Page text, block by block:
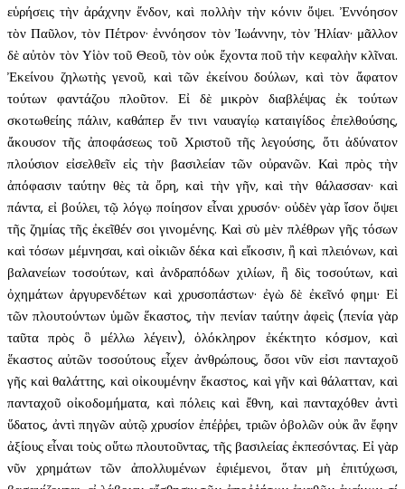
εὑρήσεις τὴν ἀράχνην ἔνδον, καὶ πολλὴν τὴν κόνιν ὄψει. Ἐννόησον
τὸν Παῦλον, τὸν Πέτρον· ἐννόησον τὸν Ἰωάννην, τὸν Ἠλίαν· μᾶλλον
δὲ αὐτὸν τὸν Υἱὸν τοῦ Θεοῦ, τὸν οὐκ ἔχοντα ποῦ τὴν κεφαλὴν κλῖναι.
Ἐκείνου ζηλωτὴς γενοῦ, καὶ τῶν ἐκείνου δούλων, καὶ τὸν ἄφατον
τούτων φαντάζου πλοῦτον. Εἰ δὲ μικρὸν διαβλέψας ἐκ τούτων
σκοτωθείης πάλιν, καθάπερ ἔν τινι ναυαγίῳ καταιγίδος ἐπελθούσης,
ἄκουσον τῆς ἀποφάσεως τοῦ Χριστοῦ τῆς λεγούσης, ὅτι ἀδύνατον
πλούσιον εἰσελθεῖν εἰς τὴν βασιλείαν τῶν οὐρανῶν. Καὶ πρὸς τὴν
ἀπόφασιν ταύτην θὲς τὰ ὄρη, καὶ τὴν γῆν, καὶ τὴν θάλασσαν· καὶ
πάντα, εἰ βούλει, τῷ λόγῳ ποίησον εἶναι χρυσόν· οὐδὲν γὰρ ἴσον ὄψει
τῆς ζημίας τῆς ἐκεῖθέν σοι γινομένης. Καὶ σὺ μὲν πλέθρων γῆς τόσων
καὶ τόσων μέμνησαι, καὶ οἰκιῶν δέκα καὶ εἴκοσιν, ἢ καὶ πλειόνων, καὶ
βαλανείων τοσούτων, καὶ ἀνδραπόδων χιλίων, ἢ δὶς τοσούτων, καὶ
ὀχημάτων ἀργυρενδέτων καὶ χρυσοπάστων· ἐγὼ δὲ ἐκεῖνό φημι· Εἰ
τῶν πλουτούντων ὑμῶν ἕκαστος, τὴν πενίαν ταύτην ἀφεὶς (πενία γὰρ
ταῦτα πρὸς ὃ μέλλω λέγειν), ὁλόκληρον ἐκέκτητο κόσμον, καὶ
ἕκαστος αὐτῶν τοσούτους εἶχεν ἀνθρώπους, ὅσοι νῦν εἰσι πανταχοῦ
γῆς καὶ θαλάττης, καὶ οἰκουμένην ἕκαστος, καὶ γῆν καὶ θάλατταν, καὶ
πανταχοῦ οἰκοδομήματα, καὶ πόλεις καὶ ἔθνη, καὶ πανταχόθεν ἀντὶ
ὕδατος, ἀντὶ πηγῶν αὐτῷ χρυσίον ἐπέῤῥει, τριῶν ὀβολῶν οὐκ ἂν ἔφην
ἀξίους εἶναι τοὺς οὕτω πλουτοῦντας, τῆς βασιλείας ἐκπεσόντας. Εἰ γὰρ
νῦν χρημάτων τῶν ἀπολλυμένων ἐφιέμενοι, ὅταν μὴ ἐπιτύχωσι,